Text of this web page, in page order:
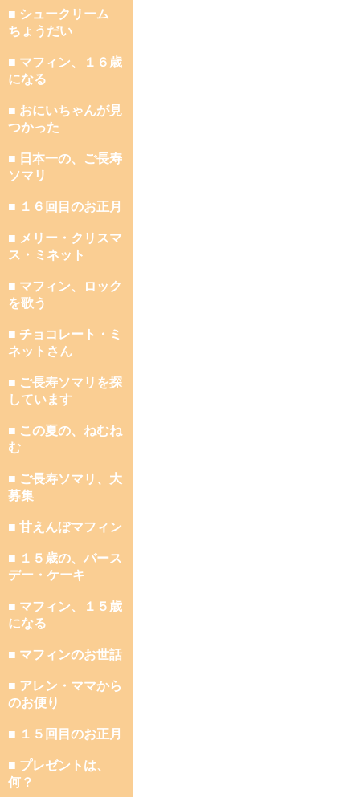
■ シュークリーム
ちょうだい
■ マフィン、１６歳
になる
■ おにいちゃんが見
つかった
■ 日本一の、ご長寿
ソマリ
■ １６回目のお正月
■ メリー・クリスマ
ス・ミネット
■ マフィン、ロック
を歌う
■ チョコレート・ミ
ネットさん
■ ご長寿ソマリを探
しています
■ この夏の、ねむね
む
■ ご長寿ソマリ、大
募集
■ 甘えんぼマフィン
■ １５歳の、バース
デー・ケーキ
■ マフィン、１５歳
になる
■ マフィンのお世話
■ アレン・ママから
のお便り
■ １５回目のお正月
■ プレゼントは、
何？